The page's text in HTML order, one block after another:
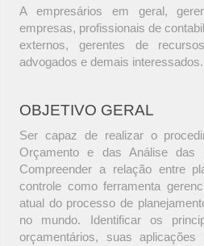
A empresários em geral,
empresas, profissionais de
externos, gerentes de
advogados e demais interessados.
OBJETIVO GERAL
Ser capaz de realizar o
Orçamento e das Análise das
Compreender a relação entre
controle como ferramenta
atual do processo de
no mundo. Identificar os
orçamentários, suas